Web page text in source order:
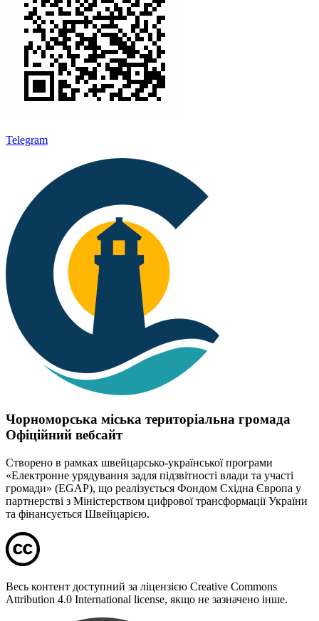
Telegram
Чорноморська міська територіальна громада
Офіційний вебсайт
Створено в рамках швейцарсько-української програми
«Електронне урядування задля підзвітності влади та участі
громади» (EGAP), що реалізується Фондом Східна Європа у
партнерстві з Міністерством цифрової трансформації України
та фінансується Швейцарією.
Весь контент доступний за ліцензією Creative Commons
Attribution 4.0 International license, якщо не зазначено інше.